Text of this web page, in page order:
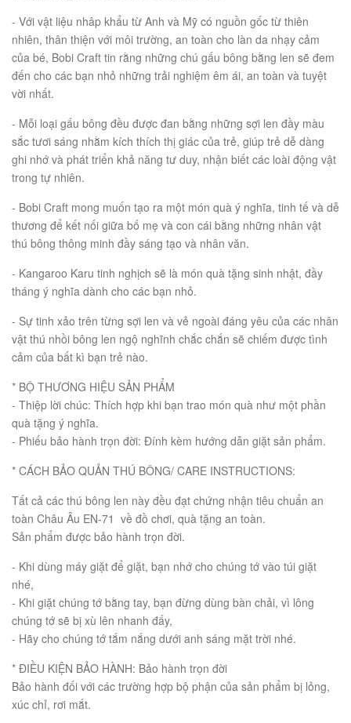
- Với vật liệu nhâp khẩu từ Anh và Mỹ có nguồn gốc từ thiên
nhiên, thân thiện với môi trường, an toàn cho làn da nhạy cảm
của bé, Bobi Craft tin rằng những chú gấu bông bằng len sẽ đem
đến cho các bạn nhỏ những trải nghiệm êm ái, an toàn và tuyệt
vời nhất.
- Mỗi loại gấu bông đều được đan bằng những sợi len đầy màu
sắc tươi sáng nhằm kích thích thị giác của trẻ, giúp trẻ dễ dàng
ghi nhớ và phát triển khả năng tư duy, nhận biết các loài động vật
trong tự nhiên.
- Bobi Craft mong muốn tạo ra một món quà ý nghĩa, tinh tế và dễ
thương để kết nối giữa bố mẹ và con cái bằng những nhân vật
thú bông thông minh đầy sáng tạo và nhân văn.
- Kangaroo Karu tinh nghịch sẽ là món quà tặng sinh nhật, đầy
tháng ý nghĩa dành cho các bạn nhỏ.
- Sự tinh xảo trên từng sợi len và vẻ ngoài đáng yêu của các nhân
vật thú nhồi bông len ngộ nghĩnh chắc chắn sẽ chiếm được tình
cảm của bất kì bạn trẻ nào.
* BỘ THƯƠNG HIỆU SẢN PHẨM
- Thiệp lời chúc: Thích hợp khi bạn trao món quà như một phần
quà tặng ý nghĩa.
- Phiếu bảo hành trọn đời: Đính kèm hướng dẫn giặt sản phẩm.
* CÁCH BẢO QUẢN THÚ BÔNG/ CARE INSTRUCTIONS:
Tất cả các thú bông len này đều đạt chứng nhận tiêu chuẩn an
toàn Châu Âu EN-71 về đồ chơi, quà tặng an toàn.
Sản phẩm được bảo hành trọn đời.
- Khi dùng máy giặt để giặt, bạn nhớ cho chúng tớ vào túi giặt
nhé,
- Khi giặt chúng tớ bằng tay, bạn đừng dùng bàn chải, vì lông
chúng tớ sẽ bị xù lên nhanh đấy,
- Hãy cho chúng tớ tắm nắng dưới anh sáng mặt trời nhé.
* ĐIỀU KIỆN BẢO HÀNH: Bảo hành trọn đời
Bảo hành đối với các trường hợp bộ phận của sản phẩm bị lỏng,
xúc chỉ, rơi mắt.